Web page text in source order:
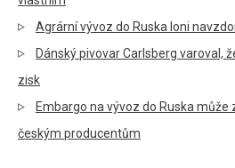
Agrární vývoz do Ruska loni
Dánský pivovar Carlsberg varoval,
zisk
Embargo na vývoz do Ruska
českým producentům